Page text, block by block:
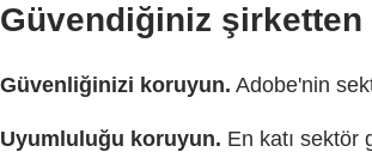
Güvendiğiniz şirketten
Güvenliğinizi koruyun. Adobe'nin
Uyumluluğu koruyun. En katı sektör